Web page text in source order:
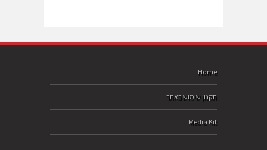
Home
תקנון שימוש באתר
Media Kit